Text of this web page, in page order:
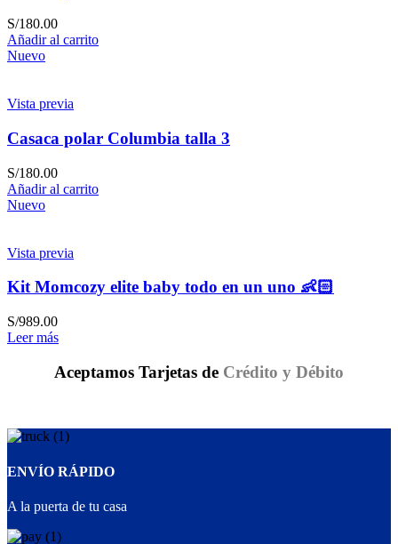
S/180.00
Añadir al carrito
Nuevo
Vista previa
Casaca polar Columbia talla 3
S/180.00
Añadir al carrito
Nuevo
Vista previa
Kit Momcozy elite baby todo en un uno 👶🏻
S/989.00
Leer más
Aceptamos Tarjetas de Crédito y Débito
ENVÍO RÁPIDO
A la puerta de tu casa